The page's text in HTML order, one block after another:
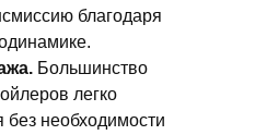
благодаря
Большинство
легко
без необходимости